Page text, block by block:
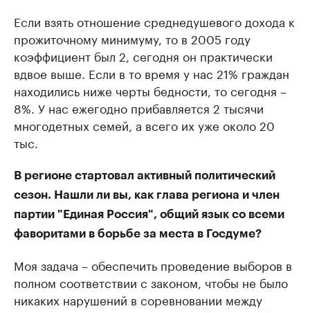
Если взять отношение среднедушевого дохода к
прожиточному минимуму, то в 2005 году
коэффициент был 2, сегодня он практически
вдвое выше. Если в то время у нас 21% граждан
находились ниже черты бедности, то сегодня –
8%. У нас ежегодно прибавляется 2 тысячи
многодетных семей, а всего их уже около 20
тыс.
В регионе стартовал активный политический
сезон. Нашли ли вы, как глава региона и член
партии "Единая Россия", общий язык со всеми
фаворитами в борьбе за места в Госдуме?
Моя задача – обеспечить проведение выборов в
полном соответствии с законом, чтобы не было
никаких нарушений в соревновании между